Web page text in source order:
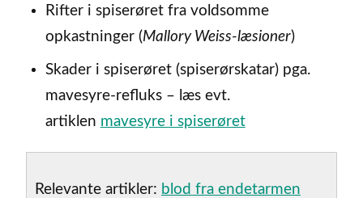
Rifter i spiserøret fra voldsomme
opkastninger (Mallory Weiss-læsioner)
Skader i spiserøret (spiserørskatar) pga.
mavesyre-refluks – læs evt.
artiklen mavesyre i spiserøret
Relevante artikler: blod fra endetarmen